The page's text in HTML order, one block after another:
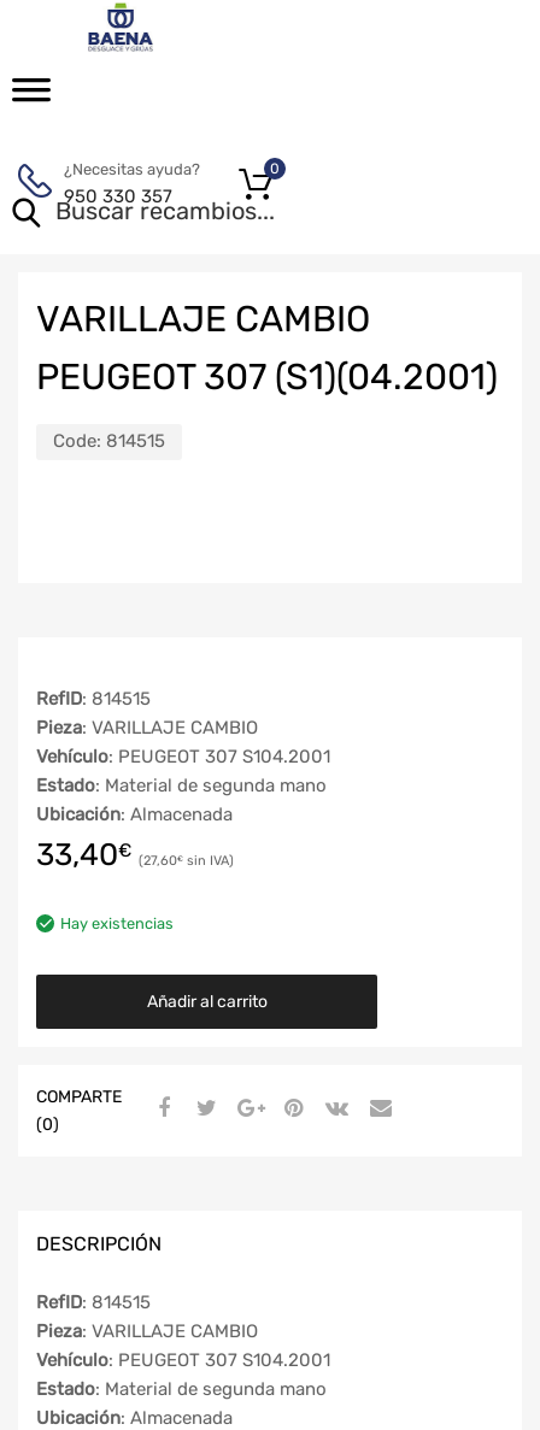
¿Necesitas ayuda?
950 330 357
0
VARILLAJE CAMBIO
PEUGEOT 307 (S1)(04.2001)
Code: 814515
RefID: 814515
Pieza: VARILLAJE CAMBIO
Vehículo: PEUGEOT 307 S104.2001
Estado: Material de segunda mano
Ubicación: Almacenada
33,40€ 27,60€
Hay existencias
Añadir al carrito
COMPARTE
(0)
DESCRIPCIÓN
RefID: 814515
Pieza: VARILLAJE CAMBIO
Vehículo: PEUGEOT 307 S104.2001
Estado: Material de segunda mano
Ubicación: Almacenada